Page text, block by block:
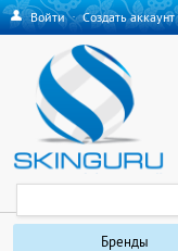
Войти·Создать аккаунт
Бренды